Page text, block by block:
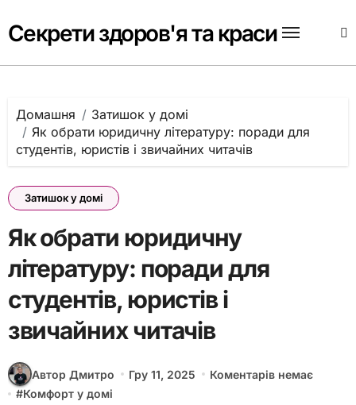
до
вмісту
Секрети здоров'я та краси
Домашня
Затишок у домі
Як обрати юридичну літературу: поради для
студентів, юристів і звичайних читачів
Затишок у домі
Як обрати юридичну
літературу: поради для
студентів, юристів і
звичайних читачів
Автор Дмитро Гру 11, 2025
Коментарів немає
#Комфорт у домі